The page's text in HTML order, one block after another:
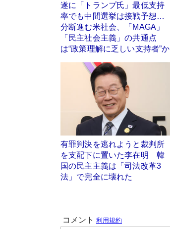
遂に「トランプ氏」最低支持
率でも中間選挙は接戦予想…
分断進む米社会、「MAGA」
「民主社会主義」の共通点
は“政策理解に乏しい支持者”か
有罪判決を逃れようと裁判所
を支配下に置いた李在明 韓
国の民主主義は「司法改革3
法」で完全に壊れた